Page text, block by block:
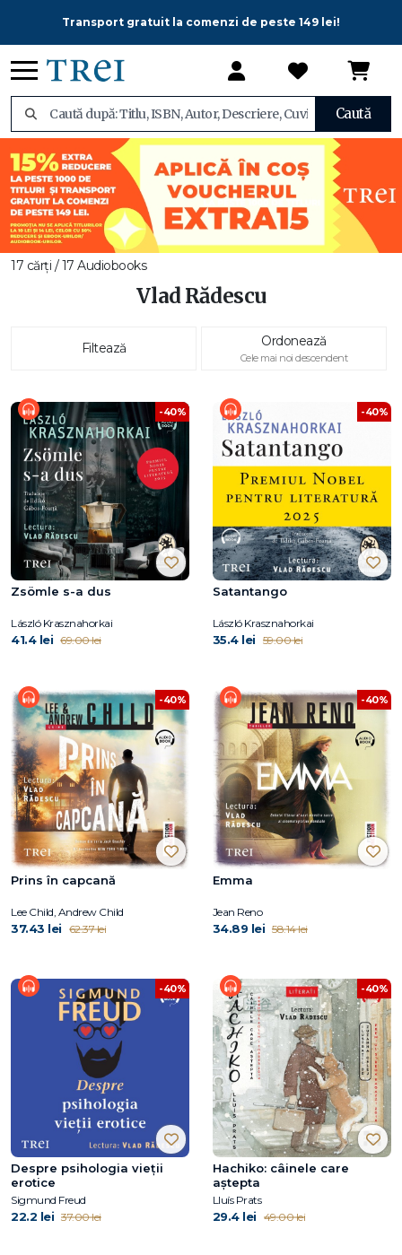
Transport gratuit la comenzi de peste 149 lei!
Caută
17 cărți / 17 Audiobooks
Vlad Rădescu
Filtează Ordonează
Cele mai noi descendent
-40%
Zsömle s-a dus
László Krasznahorkai
41.4 lei 69.00 lei
-40%
Satantango
László Krasznahorkai
35.4 lei 59.00 lei
-40%
Prins în capcană
Lee Child, Andrew Child
37.43 lei 62.37 lei
-40%
Emma
Jean Reno
34.89 lei 58.14 lei
-40%
Despre psihologia vieții
erotice
Sigmund Freud
22.2 lei 37.00 lei
-40%
Hachiko: câinele care
aştepta
Lluís Prats
29.4 lei 49.00 lei